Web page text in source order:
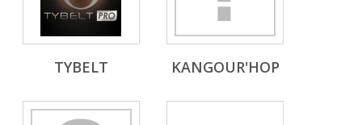
TYBELT KANGOUR'HOP